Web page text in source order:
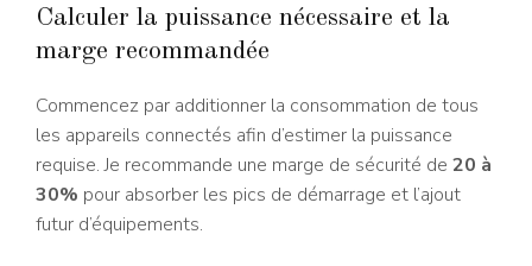
Calculer la puissance nécessaire et la
marge recommandée
Commencez par additionner la consommation de tous
les appareils connectés afin d’estimer la puissance
requise. Je recommande une marge de sécurité de 20 à
30% pour absorber les pics de démarrage et l’ajout
futur d’équipements.